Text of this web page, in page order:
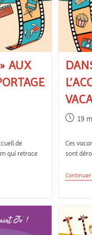
AUX
de
qui retrace
19
Ces
sont
Continuer